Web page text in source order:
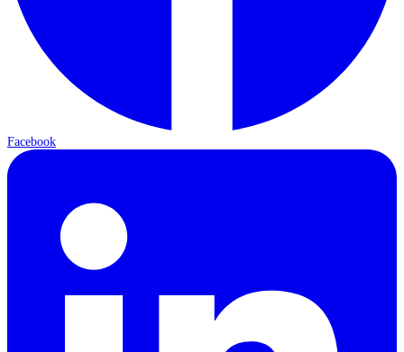
Facebook